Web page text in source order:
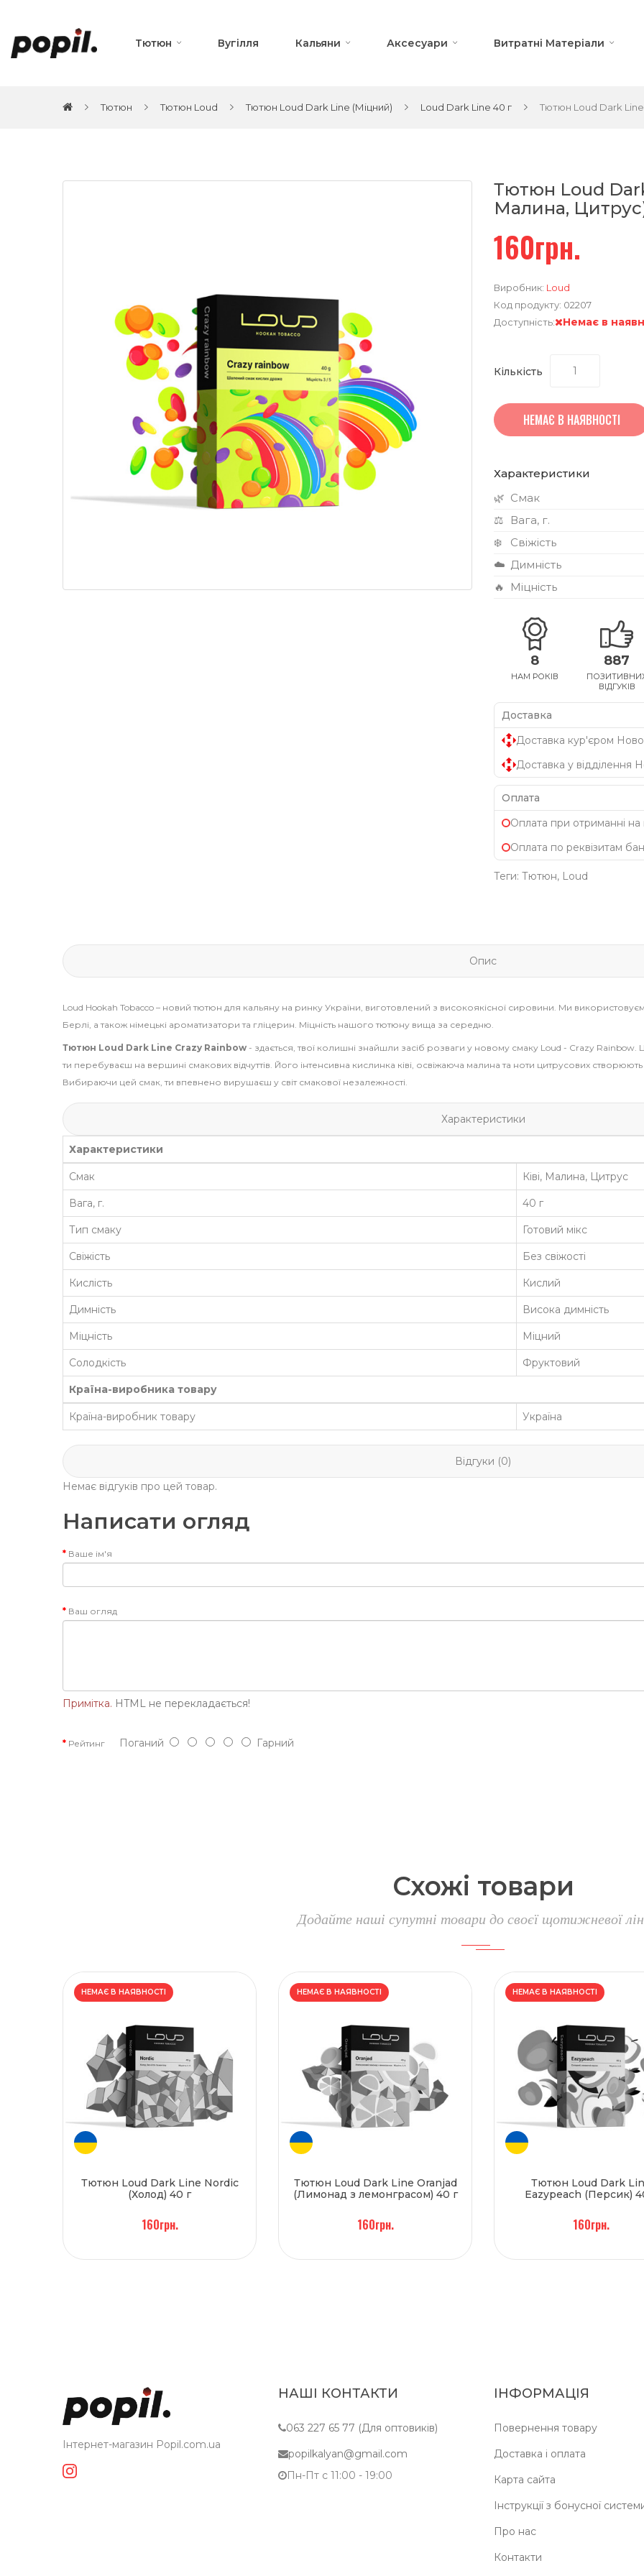
Тютюн Вугілля Кальяни Аксесуари Витратні Матеріали
Тютюн Тютюн Loud Тютюн Loud Dark Line (Міцний) Loud Dark Line 40 г Тютюн Loud Dark Line
Тютюн Loud
Малина,
160грн.
Виробник: Loud
Код продукту: 02207
Доступність:
Немає в
Кількість
НЕМАЄ В НАЯВНОСТІ
Характеристики
🌿 Смак
⚖️
Вага, г.
❄️
Свіжість
☁️ Димність
🔥
Міцність
8
НАМ РОКІВ
887
ВІДГУКІВ
Доставка
Доставка кур'єром
Доставка у відділення
Оплата
Оплата при отриманні на
Оплата по реквізитам
Теги: Тютюн, Loud
Опис
Loud Hookah Tobacco – новий тютюн для кальяну на ринку України, виготовлений з високоякісної сировини. Ми
Берлі, а також німецькі ароматизатори та гліцерин. Міцність нашого тютюну вища за середню.
Тютюн Loud Dark Line Crazy Rainbow - здається, твої колишні знайшли засіб розваги у новому смаку Loud - Crazy
ти перебуваєш на вершині смакових відчуттів. Його інтенсивна кислинка ківі, освіжаюча малина та ноти цитрусових
Вибираючи цей смак, ти впевнено вирушаєш у світ смакової незалежності.
Характеристики
Характеристики
Смак Ківі, Малина, Цитрус
Вага, г. 40 г
Тип смаку Готовий мікс
Свіжість Без свіжості
Кислість Кислий
Димність Висока димність
Міцність Міцний
Солодкість Фруктовий
Країна-виробника товару
Країна-виробник товару Україна
Відгуки (0)
Немає відгуків про цей товар.
Написати огляд
Ваше ім'я
Ваш огляд
Примітка. HTML не перекладається!
Рейтинг Поганий Гарний
Схожі товари
Додайте наші супутні товари до своєї щотижневої
НЕМАЄ В НАЯВНОСТІ
Тютюн Loud Dark Line Nordic
(Холод) 40 г
160грн.
НЕМАЄ В НАЯВНОСТІ
Тютюн Loud Dark Line Oranjad
(Лимонад з лемонграсом) 40 г
160грн.
НЕМАЄ В НАЯВНОСТІ
Тютюн Loud Dark
Eazypeach (Персик)
160грн.
Інтернет-магазин Popil.com.ua
НАШІ КОНТАКТИ
063 227 65 77 (Для оптовиків)
popilkalyan@gmail.com
Пн-Пт c 11:00 - 19:00
ІНФОРМАЦІЯ
Повернення товару
Доставка і оплата
Карта сайта
Інструкції з бонусної
Про нас
Контакти